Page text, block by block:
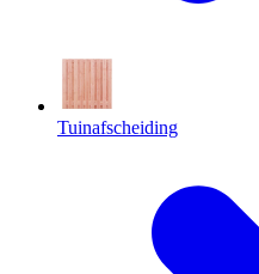
Tuinafscheiding